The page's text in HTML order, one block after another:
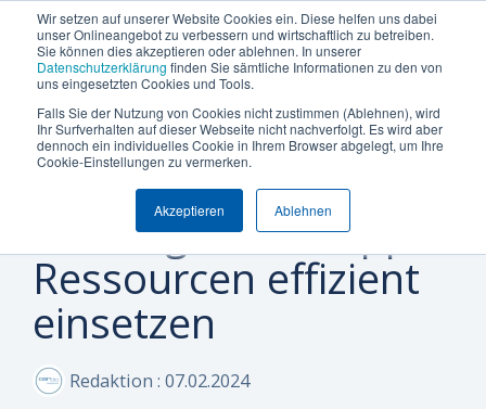
Wir setzen auf unserer Website Cookies ein. Diese helfen uns dabei
unser Onlineangebot zu verbessern und wirtschaftlich zu betreiben.
Sie können dies akzeptieren oder ablehnen. In unserer
Datenschutzerklärung finden Sie sämtliche Informationen zu den von
uns eingesetzten Cookies und Tools.
Falls Sie der Nutzung von Cookies nicht zustimmen (Ablehnen), wird
Ihr Surfverhalten auf dieser Webseite nicht nachverfolgt. Es wird aber
dennoch ein individuelles Cookie in Ihrem Browser abgelegt, um Ihre
Cookie-Einstellungen zu vermerken.
Akzeptieren Ablehnen
Termin vereinbaren +49 (0) 89 512 65 100
Was
möchten
steuern
oder
optimieren?
Unternehmensgröße
Mittelstand
Produkte
und
Management
Branchen
IT &
Die
Can
Plattform
Plattform Überblick
Integrationen
Reporting & BI
KI-Funktionalität
Machen
Sie
den
ersten
Schritt
zu
Insights
&
Practices
Blog
Whitepaper & eBooks
Hybride Mastercalss
Webinare & Videos
FAQs
Machen
Sie
den
ersten
Schritt
zu
Was
uns
auszeichnet
Über Uns (Geschichte)
Warum Can Do
Partner
Zertifizierungen
Machen
Sie
den
ersten
Schritt
zu
2 MINUTEN LESEZEIT
Ressourceneinsatz
Planung: Wie knappe
Ressourcen effizient
einsetzen
Redaktion : 07.02.2024